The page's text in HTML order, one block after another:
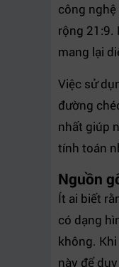
công
rộng 21:9.
mang lại
Việc sử
đường
nhất giúp
tính toán
Nguồn
Ít ai biết
có dạng
không.
này để